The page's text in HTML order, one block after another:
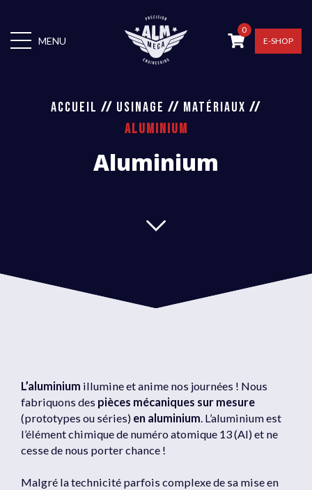
MENU
0
E-SHOP
ACCUEIL // USINAGE // MATÉRIAUX //
ALUMINIUM
Aluminium
L’aluminium illumine et anime nos journées ! Nous
fabriquons des pièces mécaniques sur mesure
(prototypes ou séries) en aluminium. L’aluminium est
l’élément chimique de numéro atomique 13 (Al) et ne
cesse de nous porter chance !
Malgré la technicité parfois complexe de sa mise en